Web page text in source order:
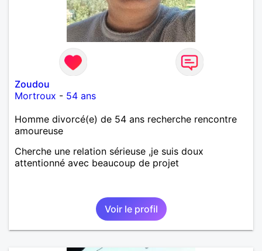
Zoudou
Mortroux - 54 ans
Homme divorcé(e) de 54 ans recherche rencontre
amoureuse
Cherche une relation sérieuse ,je suis doux
attentionné avec beaucoup de projet
Voir le profil